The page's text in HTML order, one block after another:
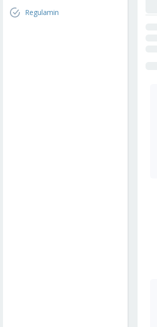
Regulamin